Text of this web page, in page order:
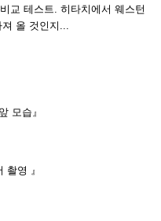
교 테스트. 히타치에서 웨스턴
올 것인지...
모습』
촬영 』